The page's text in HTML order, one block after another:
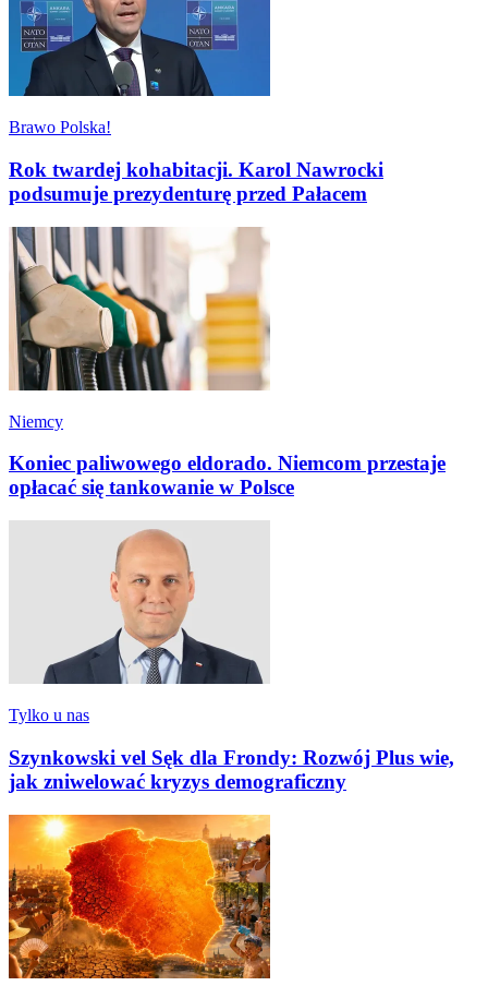
Brawo Polska!
Rok twardej kohabitacji. Karol Nawrocki
podsumuje prezydenturę przed Pałacem
Niemcy
Koniec paliwowego eldorado. Niemcom przestaje
opłacać się tankowanie w Polsce
Tylko u nas
Szynkowski vel Sęk dla Frondy: Rozwój Plus wie,
jak zniwelować kryzys demograficzny